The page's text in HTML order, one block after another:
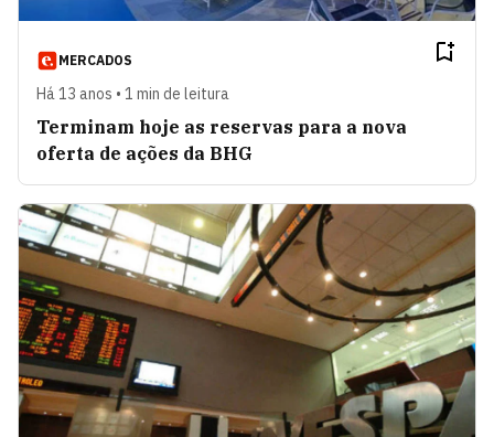
MERCADOS
Há 13 anos • 1 min de leitura
Terminam hoje as reservas para a nova
oferta de ações da BHG